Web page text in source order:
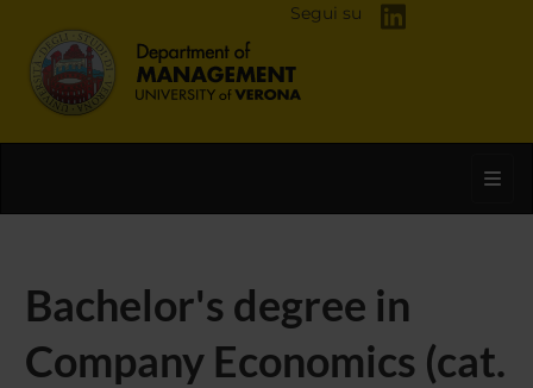
Segui su
Bachelor's degree in
Company Economics (cat.